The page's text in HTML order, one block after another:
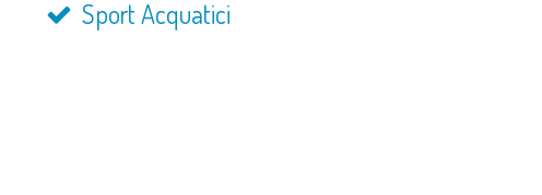
Sport Acquatici